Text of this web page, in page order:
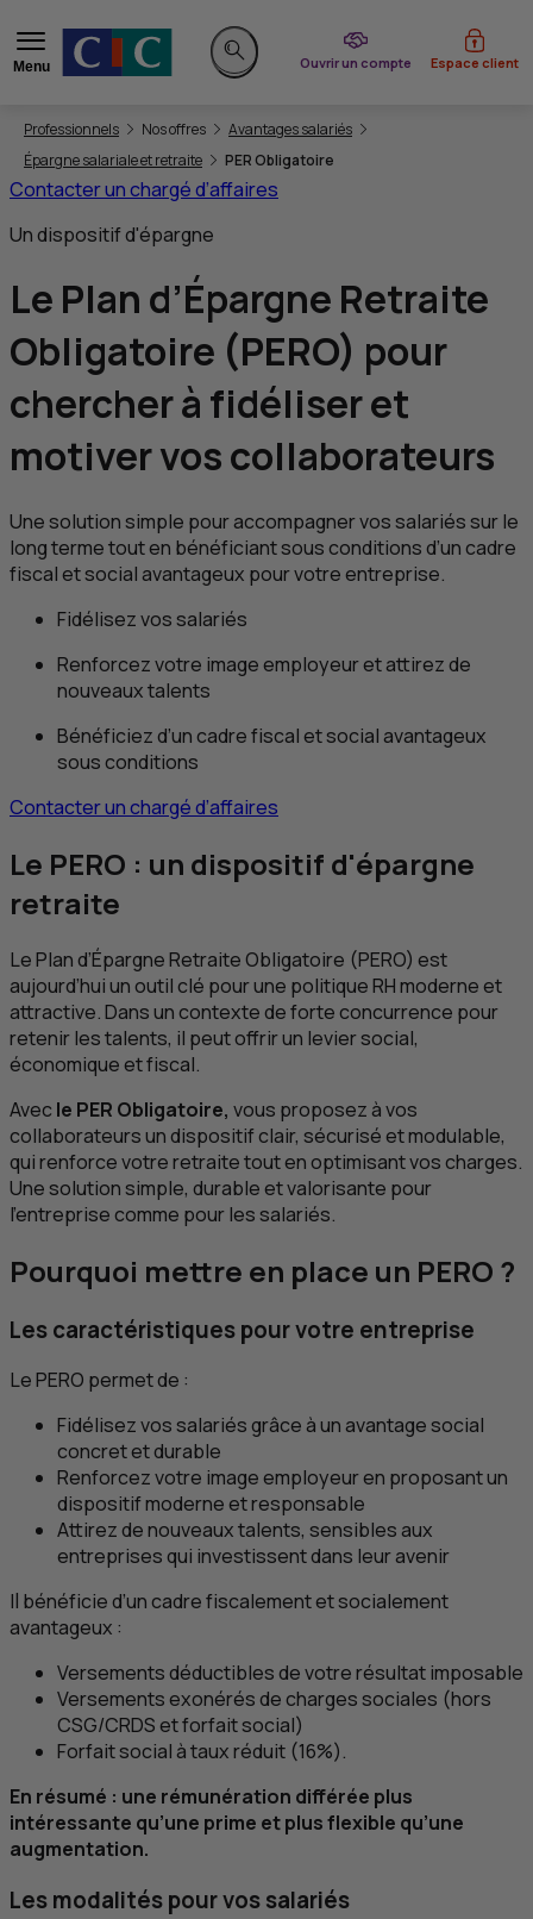
Menu
Rechercher sur le site
Ouvrir un compte
du CIC Espace client
Vous êtes ici:
Professionnels Nos offres
Avantages salariés
Épargne salariale et retraite
PER Obligatoire
Contacter un chargé d’affaires
Un dispositif d'épargne
Le Plan d’Épargne Retraite
Obligatoire (PERO) pour
chercher à fidéliser et
motiver vos collaborateurs
Une solution simple pour accompagner vos salariés sur le
long terme tout en bénéficiant sous conditions d’un cadre
fiscal et social avantageux pour votre entreprise.
Fidélisez vos salariés
Renforcez votre image employeur et attirez de
nouveaux talents
Bénéficiez d’un cadre fiscal et social avantageux
sous conditions
Contacter un chargé d’affaires
Le PERO : un dispositif d'épargne
retraite
Le Plan d’Épargne Retraite Obligatoire (PERO) est
aujourd’hui un outil clé pour une politiqueRHmoderne et
attractive. Dans un contexte de forte concurrence pour
retenir les talents, il peut offrir un levier social,
économique et fiscal.
Avec le PER Obligatoire, vous proposez à vos
collaborateurs un dispositif clair, sécurisé et modulable,
qui renforce votre retraite tout en optimisant vos charges.
Une solution simple, durable et valorisante pour
l’entreprise comme pour les salariés.
Pourquoi mettre en place un PERO ?
Les caractéristiques pour votre entreprise
Le PERO permet de :
Fidélisez vos salariés grâce à un avantage social
concret et durable
Renforcez votre image employeur en proposant un
dispositif moderne et responsable
Attirez de nouveaux talents, sensibles aux
entreprises qui investissent dans leur avenir
Il bénéficie d’un cadre fiscalement et socialement
avantageux :
Versements déductibles de votre résultat imposable
Versements exonérés de charges sociales (hors
CSG/CRDSet forfait social)
Forfait social à taux réduit (16%).
En résumé : une rémunération différée plus
intéressante qu’une prime et plus flexible qu’une
augmentation.
Les modalités pour vos salariés